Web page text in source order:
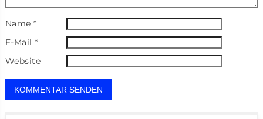
Name*
E-Mail*
Website